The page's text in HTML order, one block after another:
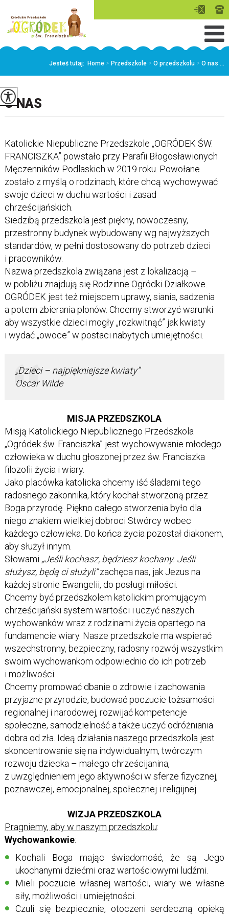
Jesteś tutaj: Home > Przedszkole > O przedszkolu > O nas ...
O NAS
Katolickie Niepubliczne Przedszkole „OGRÓDEK ŚW.
FRANCISZKA” powstało przy Parafii Błogosławionych
Męczenników Podlaskich w 2019 roku. Powołane
zostało z myślą o rodzinach, które chcą wychowywać
swoje dzieci w duchu wartości i zasad
chrześcijańskich.
Siedzibą przedszkola jest piękny, nowoczesny,
przestronny budynek wybudowany wg najwyższych
standardów, w pełni dostosowany do potrzeb dzieci
i pracowników.
Nazwa przedszkola związana jest z lokalizacją –
w pobliżu znajdują się Rodzinne Ogródki Działkowe.
OGRÓDEK jest też miejscem uprawy, siania, sadzenia
a potem zbierania plonów. Chcemy stworzyć warunki
aby wszystkie dzieci mogły „rozkwitnąć” jak kwiaty
i wydać „owoce” w postaci nabytych umiejętności.
„Dzieci – najpiękniejsze kwiaty”
Oscar Wilde
MISJA PRZEDSZKOLA
Misją Katolickiego Niepublicznego Przedszkola
„Ogródek św. Franciszka” jest wychowywanie młodego
człowieka w duchu głoszonej przez św. Franciszka
filozofii życia i wiary.
Jako placówka katolicka chcemy iść śladami tego
radosnego zakonnika, który kochał stworzoną przez
Boga przyrodę. Piękno całego stworzenia było dla
niego znakiem wielkiej dobroci Stwórcy wobec
każdego człowieka. Do końca życia pozostał diakonem,
aby służył innym.
Słowami „Jeśli kochasz, będziesz kochany. Jeśli
służysz, będą ci służyli”zachęca nas, jak Jezus na
każdej stronie Ewangelii, do posługi miłości.
Chcemy być przedszkolem katolickim promującym
chrześcijański system wartości i uczyć naszych
wychowanków wraz z rodzinami życia opartego na
fundamencie wiary. Nasze przedszkole ma wspierać
wszechstronny, bezpieczny, radosny rozwój wszystkim
swoim wychowankom odpowiednio do ich potrzeb
i możliwości.
Chcemy promować dbanie o zdrowie i zachowania
przyjazne przyrodzie, budować poczucie tożsamości
regionalnej i narodowej, rozwijać kompetencje
społeczne, samodzielność a także uczyć odróżniania
dobra od zła. Ideą działania naszego przedszkola jest
skoncentrowanie się na indywidualnym, twórczym
rozwoju dziecka – małego chrześcijanina,
z uwzględnieniem jego aktywności w sferze fizycznej,
poznawczej, emocjonalnej, społecznej i religijnej.
WIZJA PRZEDSZKOLA
Pragniemy, aby w naszym przedszkolu:
Wychowankowie:
Kochali Boga mając świadomość, że są Jego
ukochanymi dziećmi oraz wartościowymi ludźmi.
Mieli poczucie własnej wartości, wiary we własne
siły, możliwości i umiejętności.
Czuli się bezpiecznie, otoczeni serdeczną opieką